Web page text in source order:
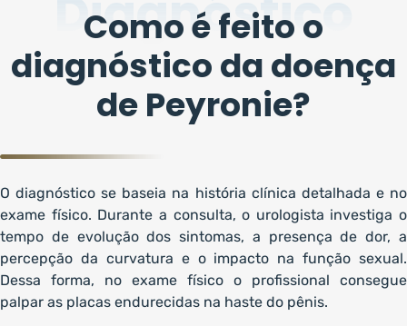
Diagnóstico
Como é feito o
diagnóstico da doença
de Peyronie?
O diagnóstico se baseia na história clínica detalhada e no
exame físico. Durante a consulta, o urologista investiga o
tempo de evolução dos sintomas, a presença de dor, a
percepção da curvatura e o impacto na função sexual.
Dessa forma, no exame físico o profissional consegue
palpar as placas endurecidas na haste do pênis.